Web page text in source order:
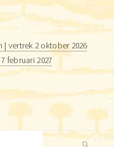
| vertrek 2 oktober 2026
februari 2027